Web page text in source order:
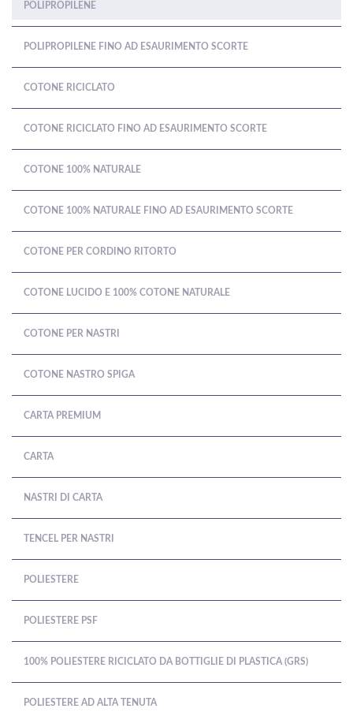
POLIPROPILENE
POLIPROPILENE FINO AD ESAURIMENTO SCORTE
COTONE RICICLATO
COTONE RICICLATO FINO AD ESAURIMENTO SCORTE
COTONE 100% NATURALE
COTONE 100% NATURALE FINO AD ESAURIMENTO SCORTE
COTONE PER CORDINO RITORTO
COTONE LUCIDO E 100% COTONE NATURALE
COTONE PER NASTRI
COTONE NASTRO SPIGA
CARTA PREMIUM
CARTA
NASTRI DI CARTA
TENCEL PER NASTRI
POLIESTERE
POLIESTERE PSF
100% POLIESTERE RICICLATO DA BOTTIGLIE DI PLASTICA (GRS)
POLIESTERE AD ALTA TENUTA